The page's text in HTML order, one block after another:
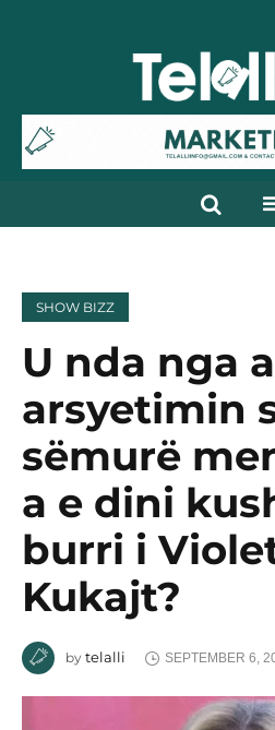
SHOW BIZZ
U nda nga
arsyetimin
sëmurë
a e dini
burri i
Kukajt?
by telalli SEPTEMBER 6,